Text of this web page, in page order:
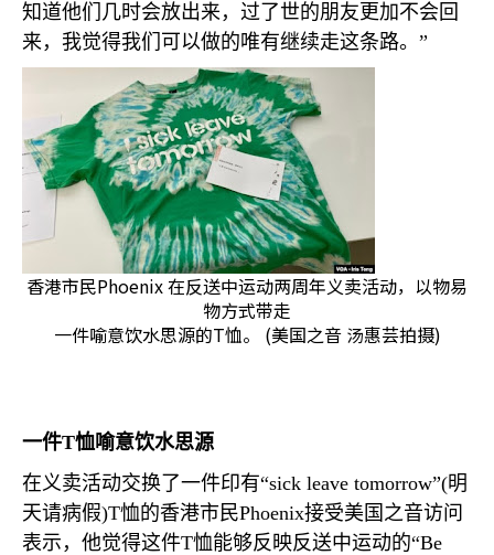
知道他们几时会放出来，过了世的朋友更加不会回
来，我觉得我们可以做的唯有继续走这条路。”
香港市民Phoenix 在反送中运动两周年义卖活动，以物易
物方式带走
一件喻意饮水思源的T恤。 (美国之音 汤惠芸拍摄)
一件T恤喻意饮水思源
在义卖活动交换了一件印有“sick leave tomorrow”(明
天请病假)T恤的香港市民Phoenix接受美国之音访问
表示，他觉得这件T恤能够反映反送中运动的“Be